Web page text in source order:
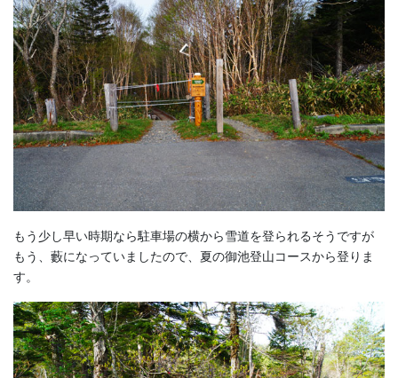
もう少し早い時期なら駐車場の横から雪道を登られるそうですが
もう、藪になっていましたので、夏の御池登山コースから登りま
す。